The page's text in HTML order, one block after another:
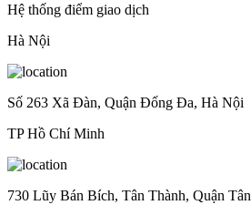
Hệ thống điểm giao dịch
Hà Nội
Số 263 Xã Đàn, Quận Đống Đa, Hà Nội
TP Hồ Chí Minh
730 Lũy Bán Bích, Tân Thành, Quận